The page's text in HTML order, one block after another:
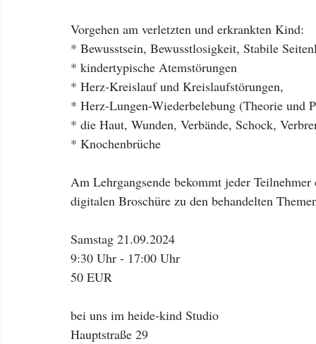
Vorgehen am verletzten und erkrankten Kind:
* Bewusstsein, Bewusstlosigkeit, Stabile
* kindertypische Atemstörungen
* Herz-Kreislauf und Kreislaufstörungen,
* Herz-Lungen-Wiederbelebung (Theorie und
* die Haut, Wunden, Verbände, Schock,
* Knochenbrüche
Am Lehrgangsende bekommt jeder
digitalen Broschüre zu den behandelten
Samstag 21.09.2024
9:30 Uhr - 17:00 Uhr
50 EUR
bei uns im heide-kind Studio
Hauptstraße 29